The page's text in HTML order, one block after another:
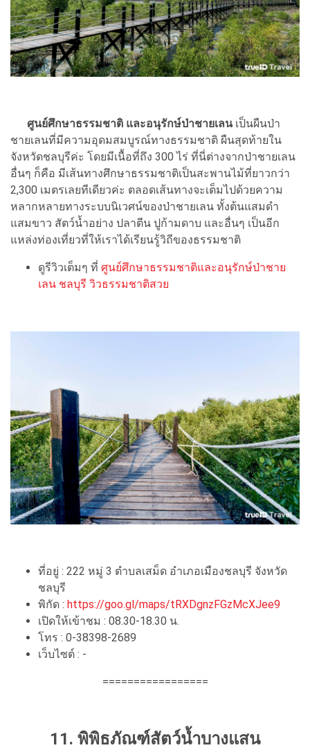
ศูนย์ศึกษาธรรมชาติ และอนุรักษ์ป่าชายเลนเป็นผืนป่า
ชายเลนที่มีความอุดมสมบูรณ์ทางธรรมชาติ ผืนสุดท้ายใน
จังหวัดชลบุรีค่ะ โดยมีเนื้อที่ถึง 300 ไร่ ที่นี่ต่างจากป่าชายเลน
อื่นๆ ก็คือ มีเส้นทางศึกษาธรรมชาติเป็นสะพานไม้ที่ยาวกว่า
2,300 เมตรเลยทีเดียวค่ะ ตลอดเส้นทางจะเต็มไปด้วยความ
หลากหลายทางระบบนิเวศน์ของป่าชายเลน ทั้งต้นแสมดำ
แสมขาว สัตว์น้ำอย่าง ปลาตีน ปูก้ามดาบ และอื่นๆ เป็นอีก
แหล่งท่องเที่ยวที่ให้เราได้เรียนรู้วิถีของธรรมชาติ
ดูรีวิวเต็มๆ ที่ ศูนย์ศึกษาธรรมชาติและอนุรักษ์ป่าชาย
เลน ชลบุรี วิวธรรมชาติสวย
ที่อยู่ : 222 หมู่ 3 ตำบลเสม็ด อำเภอเมืองชลบุรี จังหวัด
ชลบุรี
พิกัด : https://goo.gl/maps/tRXDgnzFGzMcXJee9
เปิดให้เข้าชม : 08.30-18.30 น.
โทร : 0-38398-2689
เว็บไซต์ : -
=================
11. พิพิธภัณฑ์สัตว์น้ำบางแสน